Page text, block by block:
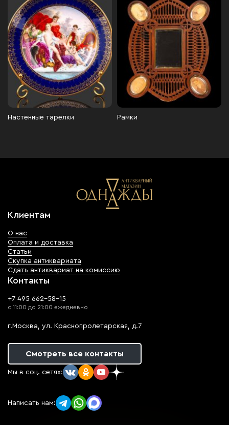
Настенные тарелки Рамки
Клиентам
О нас
Оплата и доставка
Статьи
Скупка антиквариата
Сдать антиквариат на комиссию
Контакты
+7 495 662-58-15
с 11:00 до 21:00 ежедневно
г.Москва, ул. Краснопролетарская, д.7
Смотреть все контакты
Мы в соц. сетях:
Написать нам: